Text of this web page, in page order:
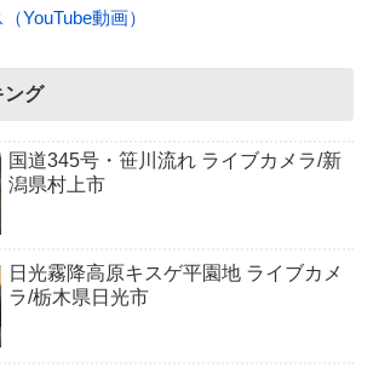
YouTube動画）
ング
国道345号・笹川流れ ライブカメラ/新
潟県村上市
日光霧降高原キスゲ平園地 ライブカメ
ラ/栃木県日光市